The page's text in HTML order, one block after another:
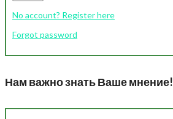
No account? Register here
Forgot password
Нам важно знать Ваше мнение!